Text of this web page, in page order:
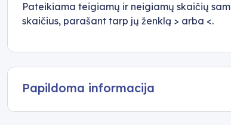
Pateikiama teigiamų ir neigiamų skaičių
skaičius, parašant tarp jų ženklą > arba <.
Papildoma informacija